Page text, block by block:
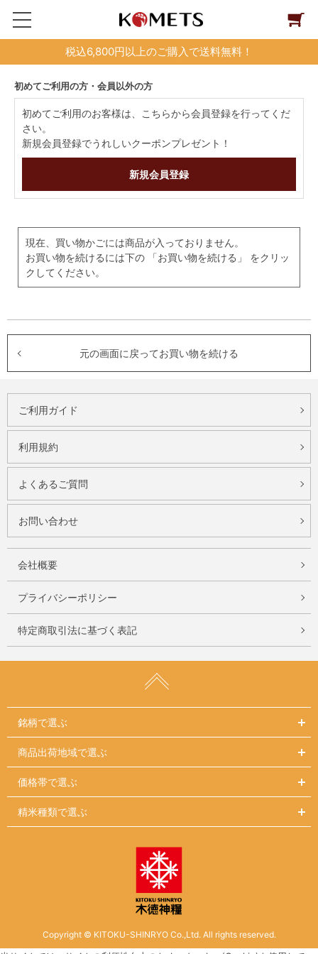
税込6,800円以上のご購入で送料無料！
初めてご利用の方・会員以外の方
初めてご利用のお客様は、こちらから会員登録を行ってくだ
さい。
新規会員登録でうれしいクーポンプレゼント！
現在、買い物かごには商品が入っておりません。
お買い物を続けるには下の 「お買い物を続ける」 をクリッ
クしてください。
元の画面に戻ってお買い物を続ける
ご利用ガイド
利用規約
よくあるご質問
お問い合わせ
会社概要
プライバシーポリシー
特定商取引法に基づく表記
銘柄で選ぶ
商品出荷地域で選ぶ
価格帯で選ぶ
精米種類で選ぶ
Copyright © KITOKU-SHINRYO Co.,Ltd. All rights reserved.